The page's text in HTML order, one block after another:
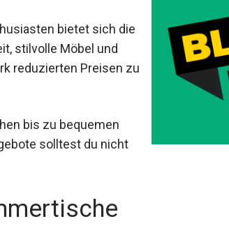
bietet sich die
stilvolle Möbel und
reduzierten Preisen zu
bis zu bequemen
solltest du nicht